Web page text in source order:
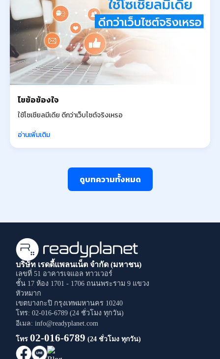
ไขข้อข้องใจ
ใช้โซเชียลมีเดีย ดีกว่าเว็บไซต์จริงเหรอ
อ่านเพิ่มเติม
ดูบทความทั้งหมด
บริษัท เรดดี้แพลนเน็ต จำกัด (มหาชน)
เลขที่ 51 อาคารเจแอล ทาวเวอร์
ชั้น 17 ห้อง 1701 - 1706 ถนนพระราม 9 แขวง
หัวหมาก
เขตบางกะปิ กรุงเทพมหานคร 10240
โทร: 02-016-6789 (24 ชั่วโมง ทุกวัน)
อีเมล: info@readyplanet.com
โทร 02-016-6789 (24 ชั่วโมง ทุกวัน)